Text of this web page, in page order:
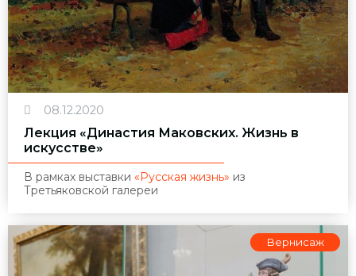
08.12.2020
Лекция «Династия Маковских. Жизнь в
искусстве»
В рамках выставки «Русская жизнь» из
Третьяковской галереи
Вернисаж